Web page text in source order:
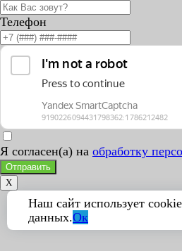
Телефон
Я согласен(а) на обработку
Отправить
X
Наш сайт использует
данных.Ок